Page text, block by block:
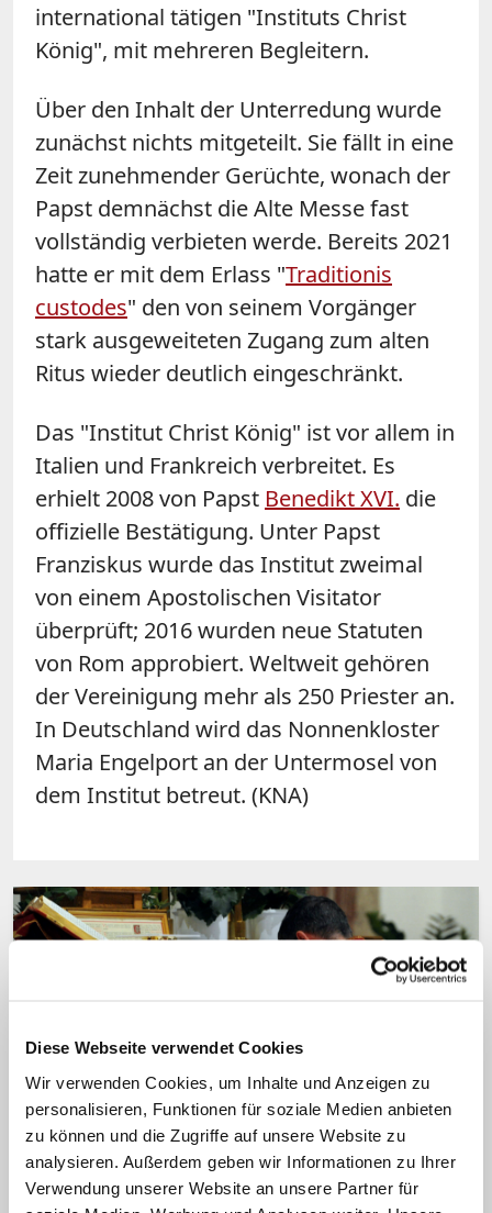
Diese Webseite verwendet Cookies
Wir verwenden Cookies, um Inhalte und Anzeigen zu
personalisieren, Funktionen für soziale Medien anbieten
zu können und die Zugriffe auf unsere Website zu
analysieren. Außerdem geben wir Informationen zu Ihrer
Verwendung unserer Website an unsere Partner für
international tätigen "Instituts Christ
König", mit mehreren Begleitern.
Über den Inhalt der Unterredung wurde
zunächst nichts mitgeteilt. Sie fällt in eine
Zeit zunehmender Gerüchte, wonach der
Papst demnächst die Alte Messe fast
vollständig verbieten werde. Bereits 2021
hatte er mit dem Erlass "Traditionis
custodes" den von seinem Vorgänger
stark ausgeweiteten Zugang zum alten
Ritus wieder deutlich eingeschränkt.
Das "Institut Christ König" ist vor allem in
Italien und Frankreich verbreitet. Es
erhielt 2008 von Papst Benedikt XVI. die
offizielle Bestätigung. Unter Papst
Franziskus wurde das Institut zweimal
von einem Apostolischen Visitator
überprüft; 2016 wurden neue Statuten
von Rom approbiert. Weltweit gehören
der Vereinigung mehr als 250 Priester an.
In Deutschland wird das Nonnenkloster
Maria Engelport an der Untermosel von
dem Institut betreut. (KNA)
Dikasterium dankt für korrekte
Anwendung von "Traditionis custodes"
Erzbischof will Alte Messe in Kathedrale